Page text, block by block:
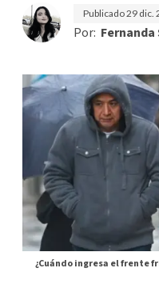
Publicado29 dic.
Por: Fernanda
¿Cuándo ingresa el frente